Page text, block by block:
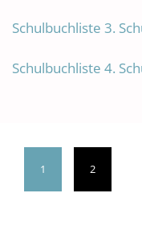
Schulbuchliste 3.
Schulbuchliste 4.
1 2